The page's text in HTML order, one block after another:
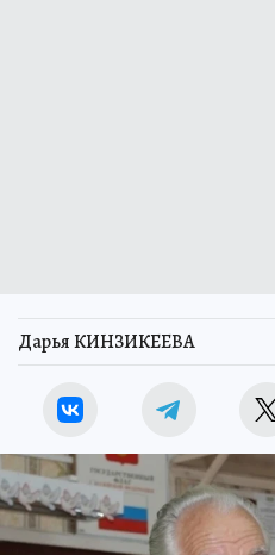
Дарья КИНЗИКЕЕВА